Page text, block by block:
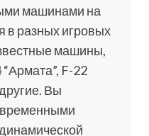
машинами на
в разных игровых
машины,
F-22
Вы